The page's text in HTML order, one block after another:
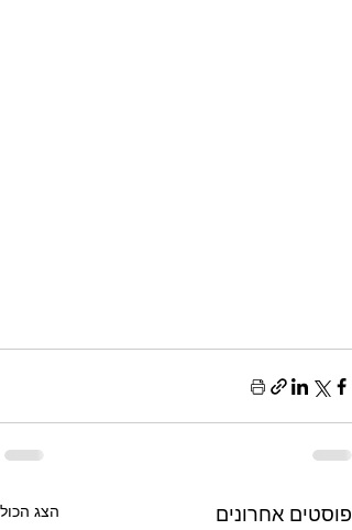
פוסטים אחרונים הצג הכול